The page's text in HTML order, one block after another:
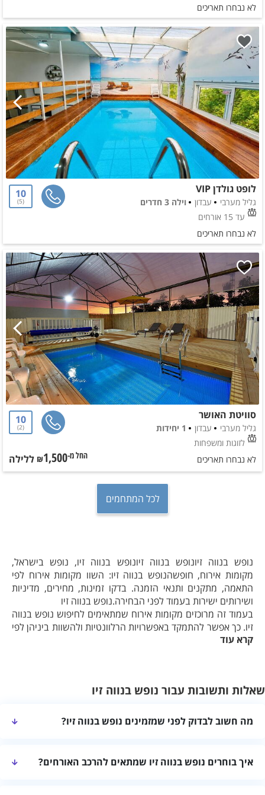
לא נבחרו תאריכים
לופט גולדן VIP
גליל מערבי עבדון
וילה 3 חדרים
עד 15 אורחים
10
5
לא נבחרו תאריכים
סוויטת האושר
גליל מערבי עבדון
1 יחידות
לזוגות ומשפחות
10
2
לא נבחרו תאריכים החל מ-₪1,500 ללילה
לכל המתחמים
קרא עוד
נופש בנווה זיונופש בנווה זיונופש בנווה זיו, נופש בישראל,
מקומות אירוח, חופשהנופש בנווה זיו: השוו מקומות אירוח לפי
התאמה, מתקנים ותנאי הזמנה. בדקו זמינות, מחירים, מדיניות
ושירותים ישירות בעמוד לפני הבחירה.נופש בנווה זיו
בעמוד זה מרוכזים מקומות אירוח שמתאימים לחיפוש נופש בנווה
זיו. כך אפשר להתמקד באפשרויות הרלוונטיות ולהשוות ביניהן לפי
הרכב האורחים, רמת הפרטיות ומטרת החופשה.
ולרמת הפרטיות הרצויה. מומלץ לבדוק את חלוקת החדרים,
לתכנית החופשה.
לפני שמזמינים מומלץ לבדוק את מספר האורחים שהמקום יכול
לארח, חלוקת החדרים והמיטות, רמת הפרטיות, המתקנים
שאלות ותשובות עבור נופש בנווה זיו
מה חשוב לבדוק לפני שמזמינים נופש בנווה זיו?
למקום וההתאמה להרכב האורחים ולתכנית החופשה. מומלץ לקרוא את
איך בוחרים נופש בנווה זיו שמתאים להרכב האורחים?